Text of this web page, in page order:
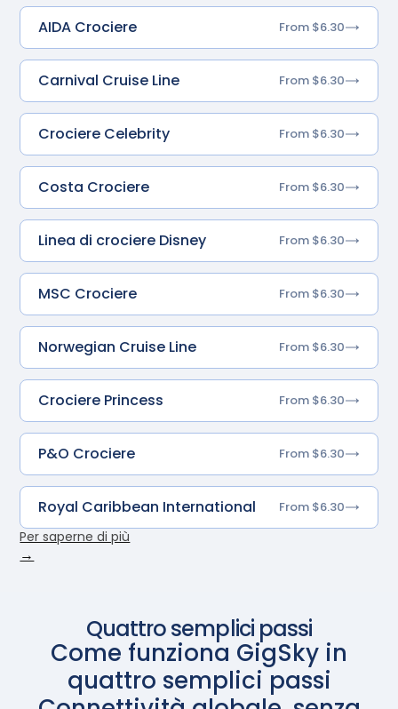
AIDA Crociere
From $6.30
Carnival Cruise Line From $6.30
Crociere Celebrity From $6.30
Costa Crociere From $6.30
Linea di crociere Disney From $6.30
MSC Crociere From $6.30
Norwegian Cruise Line From $6.30
Crociere Princess From $6.30
P&O Crociere From $6.30
Royal Caribbean International From $6.30
Per saperne di più
→
Quattro semplici passi
Come funziona GigSky in
quattro semplici passi